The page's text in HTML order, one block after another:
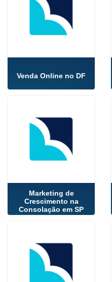
Venda Online no DF
Marketing de
Crescimento na
Consolação em SP